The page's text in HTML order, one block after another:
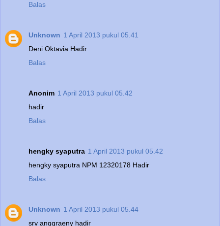
Balas
Unknown 1 April 2013 pukul 05.41
Deni Oktavia Hadir
Balas
Anonim 1 April 2013 pukul 05.42
hadir
Balas
hengky syaputra 1 April 2013 pukul 05.42
hengky syaputra NPM 12320178 Hadir
Balas
Unknown 1 April 2013 pukul 05.44
sry anggraeny hadir